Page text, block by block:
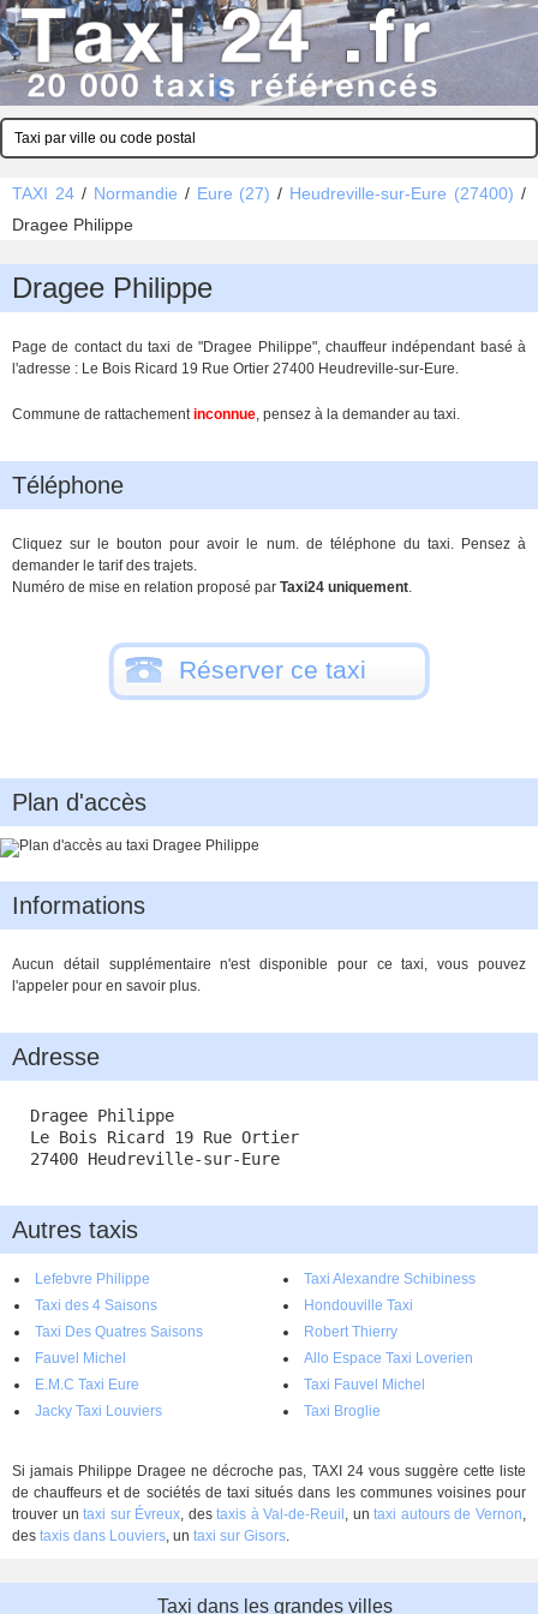
TAXI 24/ Normandie / Eure (27) / Heudreville-sur-Eure (27400) /
Dragee Philippe
Dragee Philippe
Page de contact du taxi de "Dragee Philippe", chauffeur indépendant basé à
l'adresse : Le Bois Ricard 19 Rue Ortier 27400 Heudreville-sur-Eure.
Commune de rattachementinconnue, pensez à la demander au taxi.
Téléphone
Cliquez sur le bouton pour avoir le num. de téléphone du taxi. Pensez à
demander le tarif des trajets.
Numéro de mise en relation proposé par Taxi24 uniquement.
Réserver ce taxi
Plan d'accès
Informations
Aucun détail supplémentaire n'est disponible pour ce taxi, vous pouvez
l'appeler pour en savoir plus.
Adresse
Dragee Philippe
Le Bois Ricard 19 Rue Ortier
27400 Heudreville-sur-Eure
Autres taxis
Lefebvre Philippe
Taxi Alexandre Schibiness
Taxi des 4 Saisons
Hondouville Taxi
Taxi Des Quatres Saisons
Robert Thierry
Fauvel Michel
Allo Espace Taxi Loverien
E.M.C Taxi Eure
Taxi Fauvel Michel
Jacky Taxi Louviers
Taxi Broglie
Si jamais Philippe Dragee ne décroche pas, TAXI 24 vous suggère cette liste
de chauffeurs et de sociétés de taxi situés dans les communes voisines pour
trouver untaxi sur Évreux, destaxis à Val-de-Reuil , untaxi autours de Vernon,
des taxis dans Louviers, un taxi sur Gisors.
Taxi dans les grandes villes